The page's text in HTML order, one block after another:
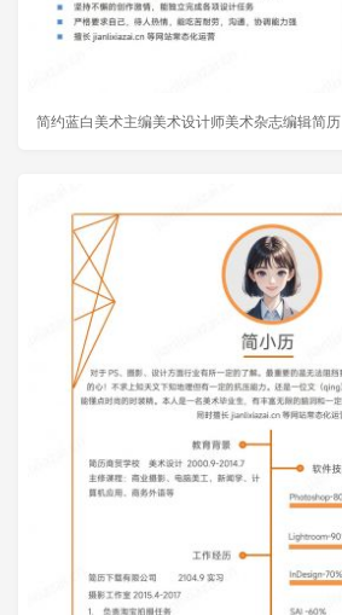
简约蓝白美术主编美术设计师美术杂志编辑简历